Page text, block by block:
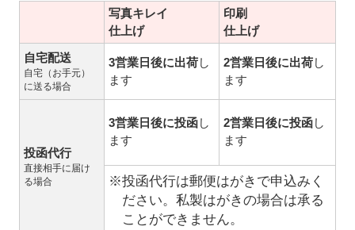
写真キレイ
仕上げ
印刷
仕上げ
自宅配送
自宅（お手元）
に送る場合
3営業日後に出荷し
ます
2営業日後に出荷し
ます
投函代行
直接相手に届け
る場合
3営業日後に投函し
ます
2営業日後に投函し
ます
※投函代行は郵便はがきで申込みく
ださい。私製はがきの場合は承る
ことができません。